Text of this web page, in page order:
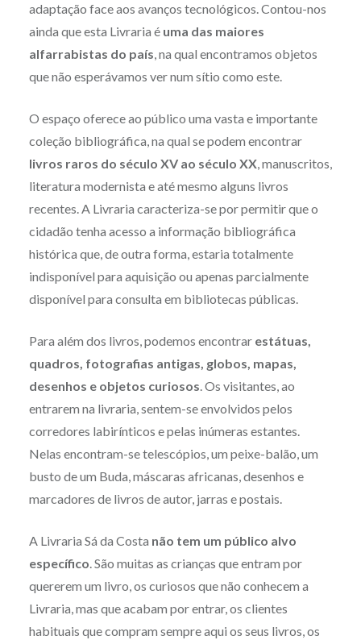
adaptação face aos avanços tecnológicos. Contou-nos
ainda que esta Livraria é uma das maiores
alfarrabistas do país, na qual encontramos objetos
que não esperávamos ver num sítio como este.
O espaço oferece ao público uma vasta e importante
coleção bibliográfica, na qual se podem encontrar
livros raros do século XV ao século XX, manuscritos,
literatura modernista e até mesmo alguns livros
recentes. A Livraria caracteriza-se por permitir que o
cidadão tenha acesso a informação bibliográfica
histórica que, de outra forma, estaria totalmente
indisponível para aquisição ou apenas parcialmente
disponível para consulta em bibliotecas públicas.
Para além dos livros, podemos encontrar estátuas,
quadros, fotografias antigas, globos, mapas,
desenhos e objetos curiosos. Os visitantes, ao
entrarem na livraria, sentem-se envolvidos pelos
corredores labirínticos e pelas inúmeras estantes.
Nelas encontram-se telescópios, um peixe-balão, um
busto de um Buda, máscaras africanas, desenhos e
marcadores de livros de autor, jarras e postais.
A Livraria Sá da Costa não tem um público alvo
específico. São muitas as crianças que entram por
quererem um livro, os curiosos que não conhecem a
Livraria, mas que acabam por entrar, os clientes
habituais que compram sempre aqui os seus livros, os